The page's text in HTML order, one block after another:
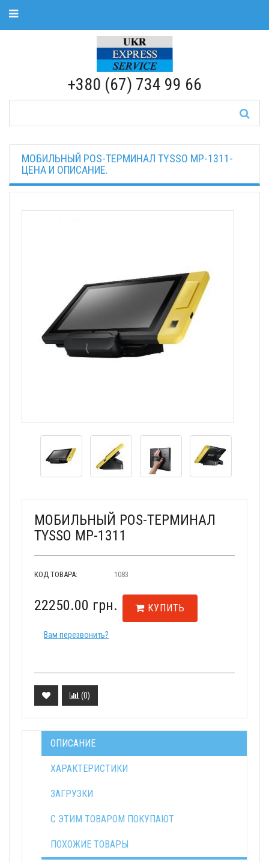
Toggle Navigation
+380 (67) 734 99 66
МОБИЛЬНЫЙ POS-ТЕРМИНАЛ TYSSO MP-1311-
ЦЕНА И ОПИСАНИЕ.
МОБИЛЬНЫЙ POS-ТЕРМИНАЛ
TYSSO MP-1311
КОД ТОВАРА: 1083
22250.00 грн. КУПИТЬ
Вам перезвонить?
(0)
ОПИСАНИЕ
ХАРАКТЕРИСТИКИ
ЗАГРУЗКИ
С ЭТИМ ТОВАРОМ ПОКУПАЮТ
ПОХОЖИЕ ТОВАРЫ